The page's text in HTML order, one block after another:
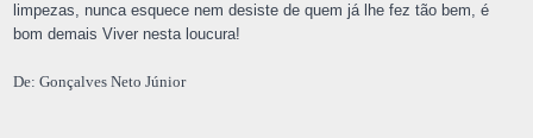
limpezas, nunca esquece nem desiste de quem já lhe fez tão bem, é
bom demais Viver nesta loucura!
De: Gonçalves Neto Júnior